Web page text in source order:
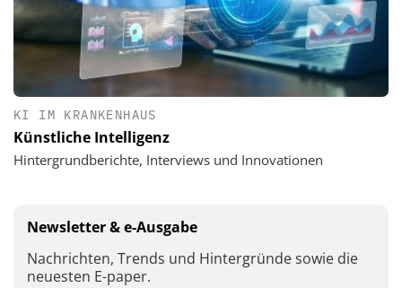
KI IM KRANKENHAUS
Künstliche Intelligenz
Hintergrundberichte, Interviews und Innovationen
Newsletter & e-Ausgabe
Nachrichten, Trends und Hintergründe sowie die
neuesten E-paper.